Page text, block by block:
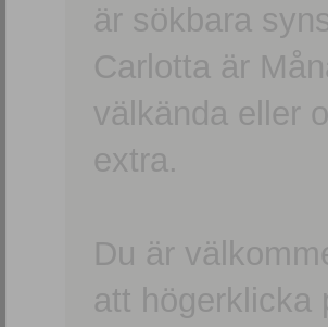
är sökbara
Carlotta är
välkända eller
extra.
Du är
att högerklicka